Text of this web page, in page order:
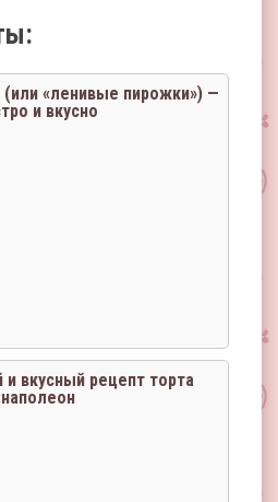
«ленивые пирожки») —
и вкусно
вкусный рецепт торта